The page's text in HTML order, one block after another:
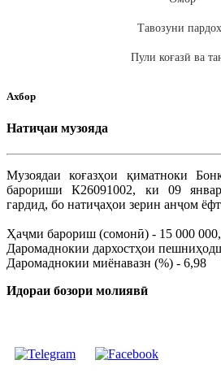
Тавозуни
Пули коғазӣ ва
Ахбор
Натиҷаи музояда
Музоядаи коғазҳои қиматноки
барориши К26091002, ки 09
гардид, бо натиҷаҳои зерин анҷом
Ҳаҷми барориш (сомонӣ) - 15 000
Даромаднокии дархостҳои
Даромаднокии миёнавазн (%) -
Идораи бозори молиявӣ